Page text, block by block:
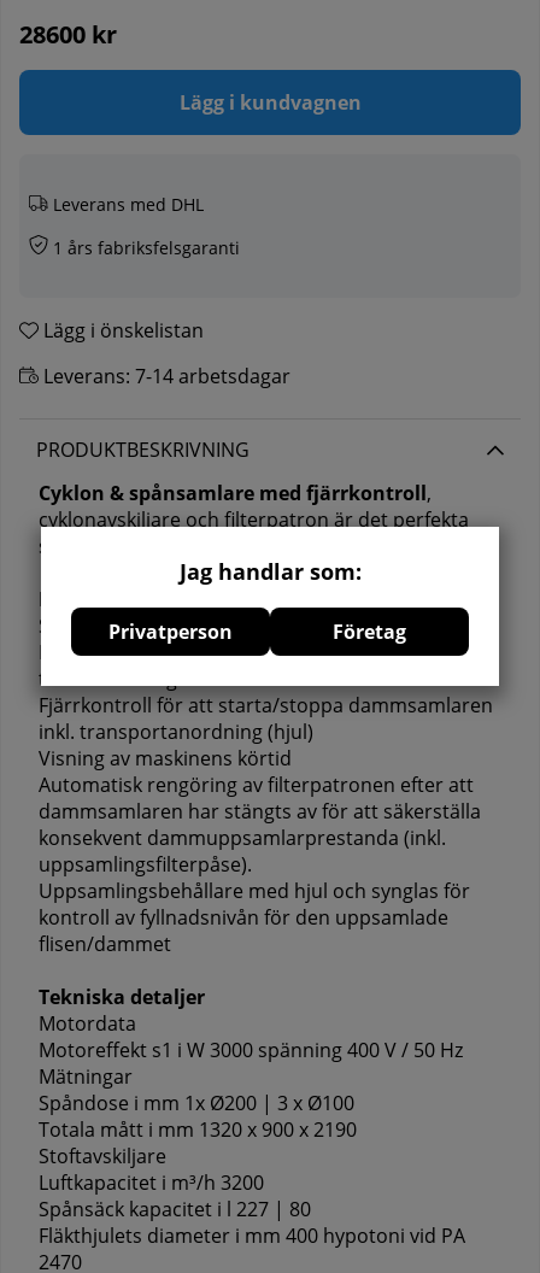
Jag handlar som:
Privatperson Företag
28600 kr
Lägg i kundvagnen
Leverans med DHL
1 års fabriksfelsgaranti
Lägg i önskelistan
Leverans: 7-14 arbetsdagar
PRODUKTBESKRIVNING
Cyklon & spånsamlare med fjärrkontroll,
cyklonavskiljare och filterpatron är det perfekta
spånsug för dina träbearbetningsmaskiner.
Höjdpunkter:
Separering i cyklonavskiljare med filterpatron
Inloppsadapter för anslutning av maximalt 3
träbearbetningsmaskiner
Fjärrkontroll för att starta/stoppa dammsamlaren
inkl. transportanordning (hjul)
Visning av maskinens körtid
Automatisk rengöring av filterpatronen efter att
dammsamlaren har stängts av för att säkerställa
konsekvent dammuppsamlarprestanda (inkl.
uppsamlingsfilterpåse).
Uppsamlingsbehållare med hjul och synglas för
kontroll av fyllnadsnivån för den uppsamlade
flisen/dammet
Tekniska detaljer
Motordata
Motoreffekt s1 i W 3000 spänning 400 V / 50 Hz
Mätningar
Spåndose i mm 1x Ø200 | 3 x Ø100
Totala mått i mm 1320 x 900 x 2190
Stoftavskiljare
Luftkapacitet i m³/h 3200
Spånsäck kapacitet i l 227 | 80
Fläkthjulets diameter i mm 400 hypotoni vid PA
2470